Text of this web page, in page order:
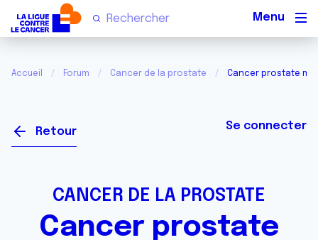
Accueil Forum Cancer de la prostate Cancer prostate
Retour Se connecter
CANCER DE LA PROSTATE
Cancer prostate